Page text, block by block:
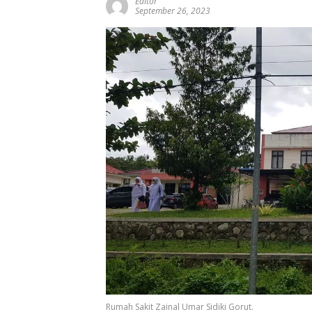
September 26, 2023
Rumah Sakit Zainal Umar Sidiki Gorut.